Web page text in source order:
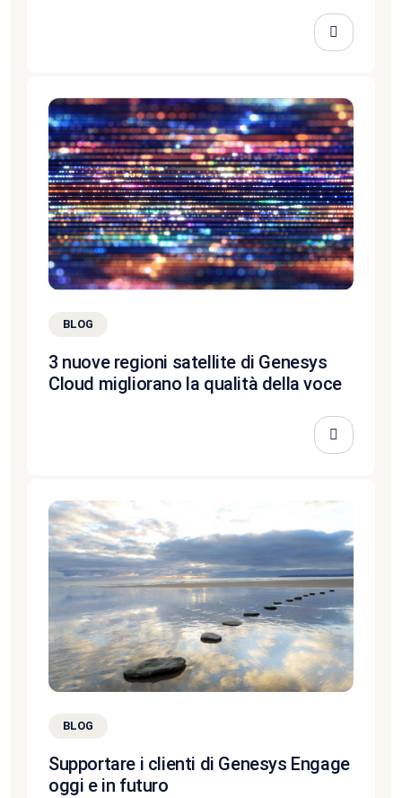
BLOG
3 nuove regioni satellite di Genesys
Cloud migliorano la qualità della voce
BLOG
Supportare i clienti di Genesys Engage
oggi e in futuro